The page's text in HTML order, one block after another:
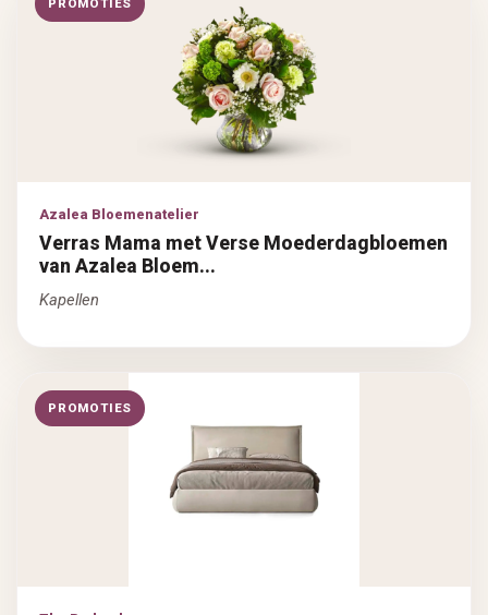
PROMOTIES
Azalea Bloemenatelier
Verras Mama met Verse Moederdagbloemen
van Azalea Bloem...
Kapellen
PROMOTIES